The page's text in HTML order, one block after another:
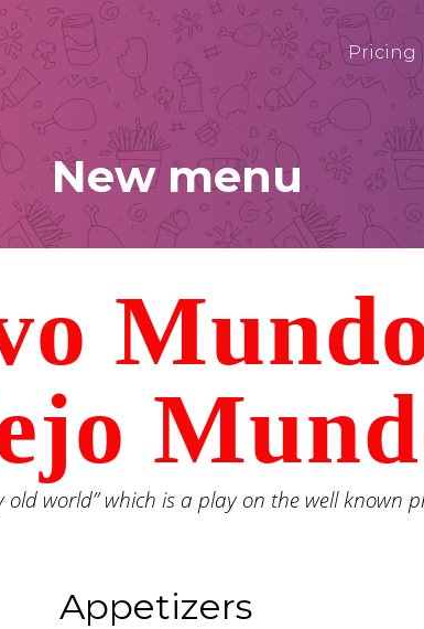
Pricing
New menu
world” which is a play on the well known
Appetizers